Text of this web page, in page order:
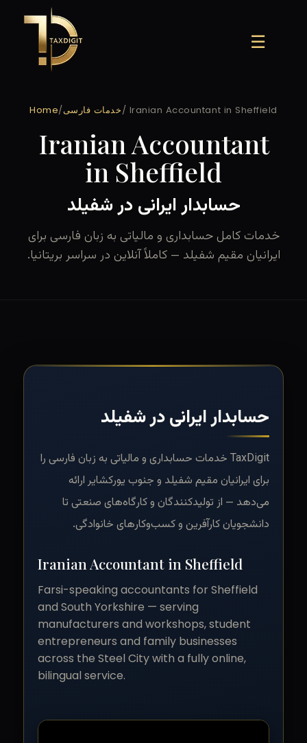
content
☰
Home/خدمات فارسی/ Iranian Accountant in Sheffield
Iranian Accountant
in Sheffield
حسابدار ایرانی در شفیلد
خدمات کامل حسابداری و مالیاتی به زبان فارسی برای
ایرانیان مقیم شفیلد — کاملاً آنلاین در سراسر بریتانیا.
حسابدار ایرانی در شفیلد
TaxDigit خدمات حسابداری و مالیاتی به زبان فارسی را
برای ایرانیان مقیم شفیلد و جنوب یورکشایر ارائه
می‌دهد — از تولیدکنندگان و کارگاه‌های صنعتی تا
دانشجویان کارآفرین و کسب‌وکارهای خانوادگی.
Iranian Accountant in Sheffield
Farsi-speaking accountants for Sheffield
and South Yorkshire — serving
manufacturers and workshops, student
entrepreneurs and family businesses
across the Steel City with a fully online,
bilingual service.